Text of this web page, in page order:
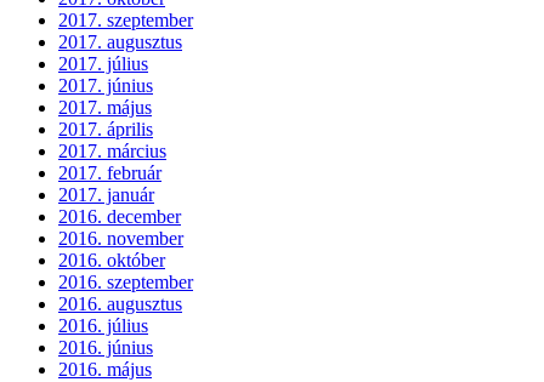
2017. szeptember
2017. augusztus
2017. július
2017. június
2017. május
2017. április
2017. március
2017. február
2017. január
2016. december
2016. november
2016. október
2016. szeptember
2016. augusztus
2016. július
2016. június
2016. május